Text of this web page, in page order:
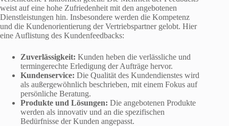
weist auf eine hohe Zufriedenheit mit den angebotenen
Dienstleistungen hin. Insbesondere werden die Kompetenz
und die Kundenorientierung der Vertriebspartner gelobt. Hier
eine Auflistung des Kundenfeedbacks:
Zuverlässigkeit: Kunden heben die verlässliche und
termingerechte Erledigung der Aufträge hervor.
Kundenservice: Die Qualität des Kundendienstes wird
als außergewöhnlich beschrieben, mit einem Fokus auf
persönliche Beratung.
Produkte und Lösungen: Die angebotenen Produkte
werden als innovativ und an die spezifischen
Bedürfnisse der Kunden angepasst.